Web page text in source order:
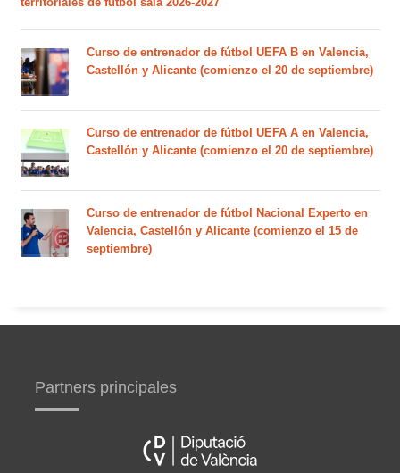
Curso de entrenador de fútbol UEFA B en Valencia,
Castellón y Alicante (comienzo el 20 de septiembre)
Curso de entrenador de fútbol UEFA A en Valencia,
Castellón y Alicante (comienzo el 20 de septiembre)
Curso de entrenador de fútbol Nacional Experto en
Valencia, Castellón y Alicante (comienzo el 15 de
septiembre)
Partners principales